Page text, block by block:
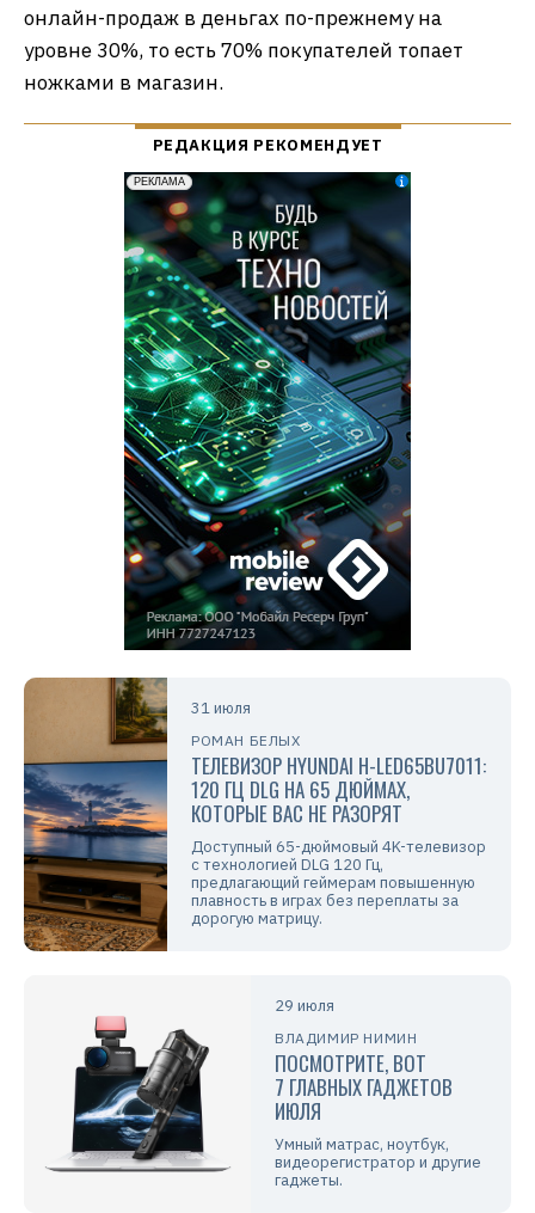
онлайн-продаж в деньгах по-прежнему на
уровне 30%, то есть 70% покупателей топает
ножками в магазин.
31 июля
РОМАН БЕЛЫХ
ТЕЛЕВИЗОР HYUNDAI H-LED65BU7011:
120 ГЦ DLG НА 65 ДЮЙМАХ,
КОТОРЫЕ ВАС НЕ РАЗОРЯТ
Доступный 65-дюймовый 4K-телевизор
с технологией DLG 120 Гц,
предлагающий геймерам повышенную
плавность в играх без переплаты за
дорогую матрицу.
29 июля
ВЛАДИМИР НИМИН
ПОСМОТРИТЕ, ВОТ
7 ГЛАВНЫХ ГАДЖЕТОВ
ИЮЛЯ
Умный матрас, ноутбук,
видеорегистратор и другие
гаджеты.